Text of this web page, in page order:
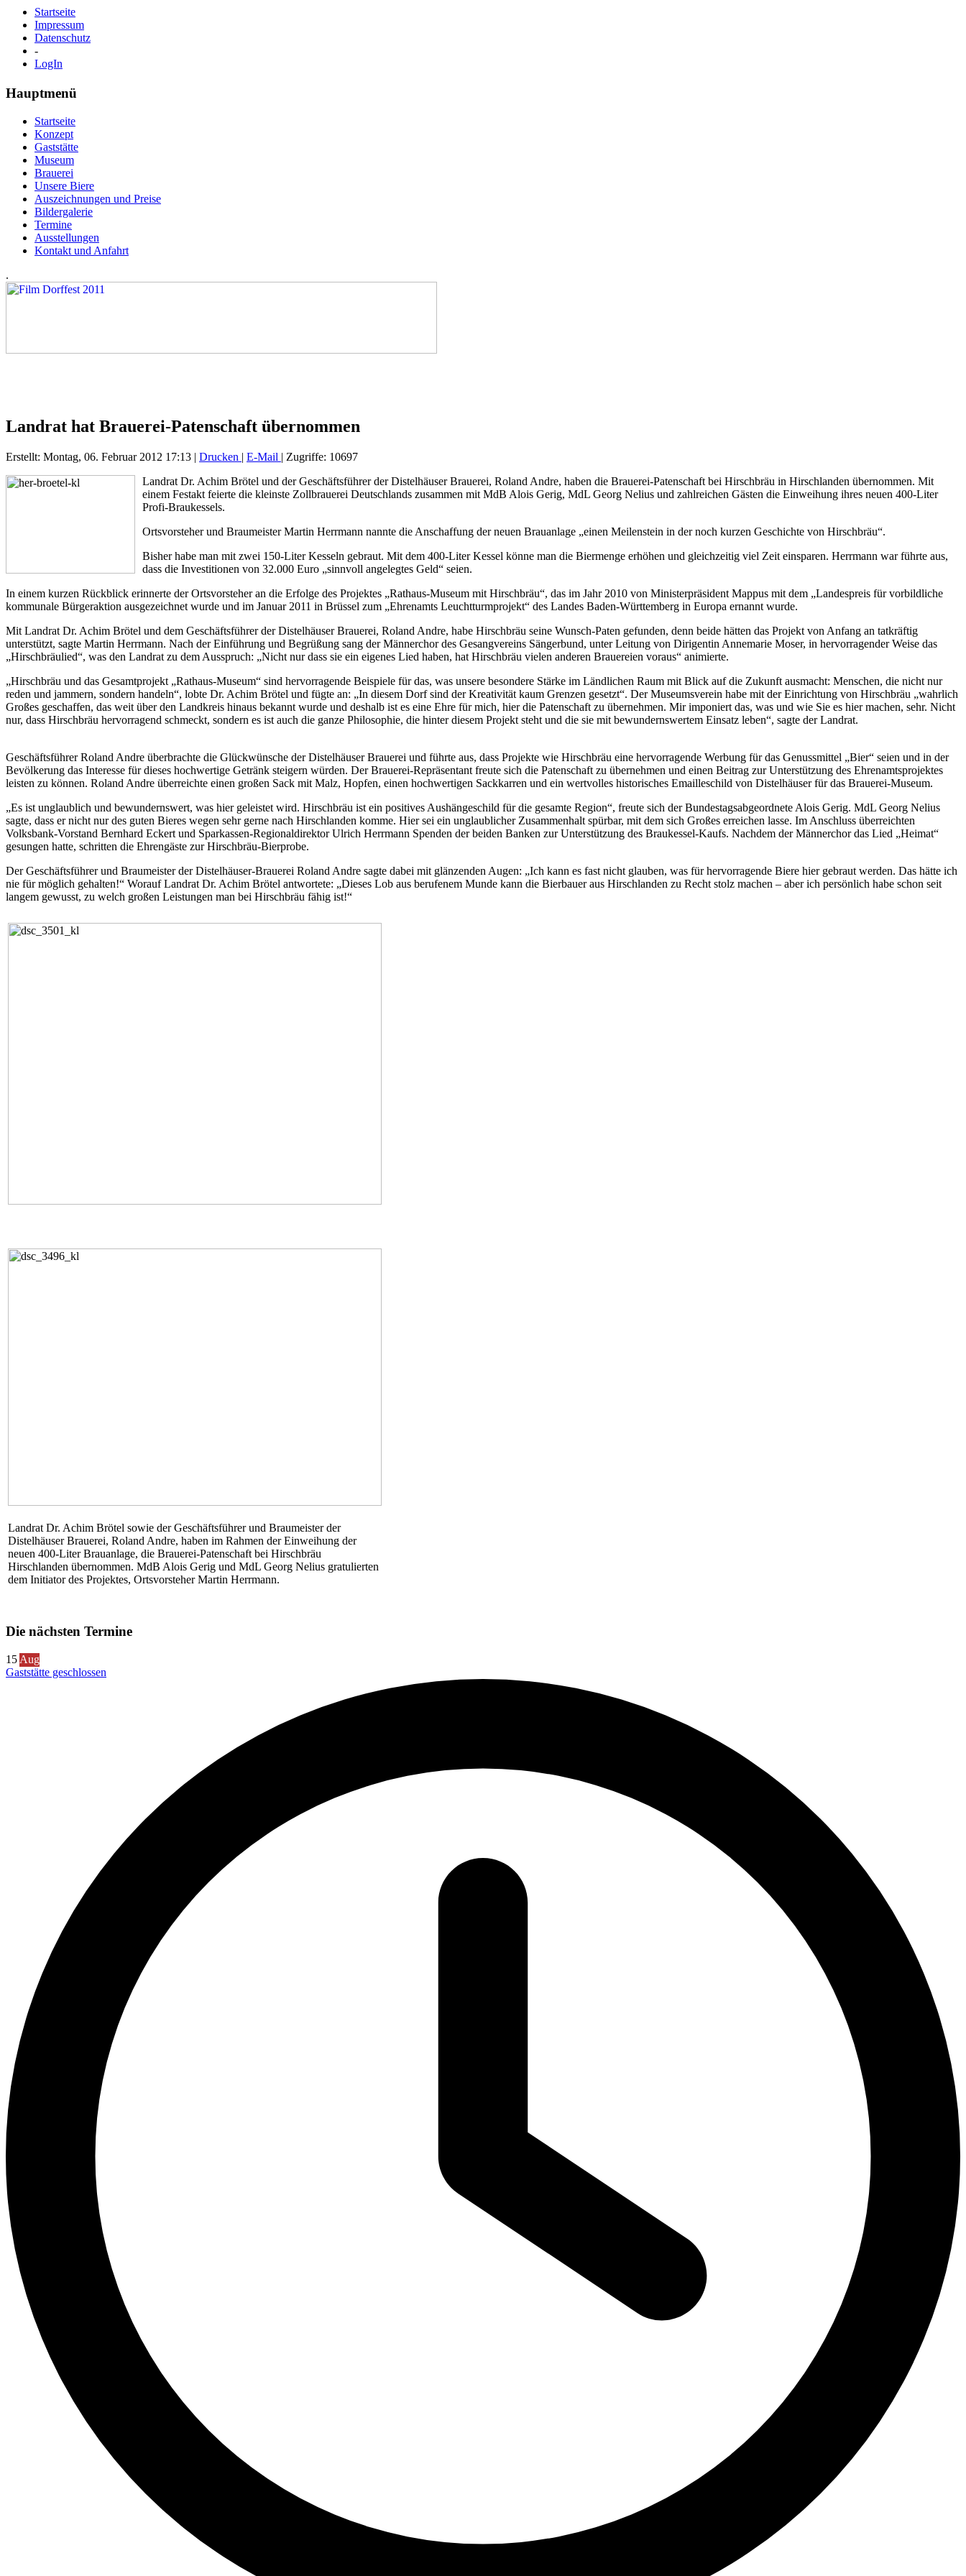
Startseite
Impressum
Datenschutz
-
LogIn
Hauptmenü
Startseite
Konzept
Gaststätte
Museum
Brauerei
Unsere Biere
Auszeichnungen und Preise
Bildergalerie
Termine
Ausstellungen
Kontakt und Anfahrt
.
Landrat hat Brauerei-Patenschaft übernommen
Erstellt: Montag, 06. Februar 2012 17:13 | Drucken | E-Mail | Zugriffe: 10697
Landrat Dr. Achim Brötel und der Geschäftsführer der Distelhäuser Brauerei, Roland Andre, haben die Brauerei-Patenschaft bei Hirschbräu in Hirschlanden übernommen. Mit
einem Festakt feierte die kleinste Zollbrauerei Deutschlands zusammen mit MdB Alois Gerig, MdL Georg Nelius und zahlreichen Gästen die Einweihung ihres neuen 400-Liter
Profi-Braukessels.
Ortsvorsteher und Braumeister Martin Herrmann nannte die Anschaffung der neuen Brauanlage „einen Meilenstein in der noch kurzen Geschichte von Hirschbräu“.
Bisher habe man mit zwei 150-Liter Kesseln gebraut. Mit dem 400-Liter Kessel könne man die Biermenge erhöhen und gleichzeitig viel Zeit einsparen. Herrmann war führte aus,
dass die Investitionen von 32.000 Euro „sinnvoll angelegtes Geld“ seien.
In einem kurzen Rückblick erinnerte der Ortsvorsteher an die Erfolge des Projektes „Rathaus-Museum mit Hirschbräu“, das im Jahr 2010 von Ministerpräsident Mappus mit dem „Landespreis für vorbildliche
kommunale Bürgeraktion ausgezeichnet wurde und im Januar 2011 in Brüssel zum „Ehrenamts Leuchtturmprojekt“ des Landes Baden-Württemberg in Europa ernannt wurde.
Mit Landrat Dr. Achim Brötel und dem Geschäftsführer der Distelhäuser Brauerei, Roland Andre, habe Hirschbräu seine Wunsch-Paten gefunden, denn beide hätten das Projekt von Anfang an tatkräftig
unterstützt, sagte Martin Herrmann. Nach der Einführung und Begrüßung sang der Männerchor des Gesangvereins Sängerbund, unter Leitung von Dirigentin Annemarie Moser, in hervorragender Weise das
„Hirschbräulied“, was den Landrat zu dem Ausspruch: „Nicht nur dass sie ein eigenes Lied haben, hat Hirschbräu vielen anderen Brauereien voraus“ animierte.
„Hirschbräu und das Gesamtprojekt „Rathaus-Museum“ sind hervorragende Beispiele für das, was unsere besondere Stärke im Ländlichen Raum mit Blick auf die Zukunft ausmacht: Menschen, die nicht nur
reden und jammern, sondern handeln“, lobte Dr. Achim Brötel und fügte an: „In diesem Dorf sind der Kreativität kaum Grenzen gesetzt“. Der Museumsverein habe mit der Einrichtung von Hirschbräu „wahrlich
Großes geschaffen, das weit über den Landkreis hinaus bekannt wurde und deshalb ist es eine Ehre für mich, hier die Patenschaft zu übernehmen. Mir imponiert das, was und wie Sie es hier machen, sehr. Nicht
nur, dass Hirschbräu hervorragend schmeckt, sondern es ist auch die ganze Philosophie, die hinter diesem Projekt steht und die sie mit bewundernswertem Einsatz leben“, sagte der Landrat.
Geschäftsführer Roland Andre überbrachte die Glückwünsche der Distelhäuser Brauerei und führte aus, dass Projekte wie Hirschbräu eine hervorragende Werbung für das Genussmittel „Bier“ seien und in der
Bevölkerung das Interesse für dieses hochwertige Getränk steigern würden. Der Brauerei-Repräsentant freute sich die Patenschaft zu übernehmen und einen Beitrag zur Unterstützung des Ehrenamtsprojektes
leisten zu können. Roland Andre überreichte einen großen Sack mit Malz, Hopfen, einen hochwertigen Sackkarren und ein wertvolles historisches Emailleschild von Distelhäuser für das Brauerei-Museum.
„Es ist unglaublich und bewundernswert, was hier geleistet wird. Hirschbräu ist ein positives Aushängeschild für die gesamte Region“, freute sich der Bundestagsabgeordnete Alois Gerig. MdL Georg Nelius
sagte, dass er nicht nur des guten Bieres wegen sehr gerne nach Hirschlanden komme. Hier sei ein unglaublicher Zusammenhalt spürbar, mit dem sich Großes erreichen lasse. Im Anschluss überreichten
Volksbank-Vorstand Bernhard Eckert und Sparkassen-Regionaldirektor Ulrich Herrmann Spenden der beiden Banken zur Unterstützung des Braukessel-Kaufs. Nachdem der Männerchor das Lied „Heimat“
gesungen hatte, schritten die Ehrengäste zur Hirschbräu-Bierprobe.
Der Geschäftsführer und Braumeister der Distelhäuser-Brauerei Roland Andre sagte dabei mit glänzenden Augen: „Ich kann es fast nicht glauben, was für hervorragende Biere hier gebraut werden. Das hätte ich
nie für möglich gehalten!“ Worauf Landrat Dr. Achim Brötel antwortete: „Dieses Lob aus berufenem Munde kann die Bierbauer aus Hirschlanden zu Recht stolz machen – aber ich persönlich habe schon seit
langem gewusst, zu welch großen Leistungen man bei Hirschbräu fähig ist!“
Landrat Dr. Achim Brötel sowie der Geschäftsführer und Braumeister der
Distelhäuser Brauerei, Roland Andre, haben im Rahmen der Einweihung der
neuen 400-Liter Brauanlage, die Brauerei-Patenschaft bei Hirschbräu
Hirschlanden übernommen. MdB Alois Gerig und MdL Georg Nelius gratulierten
dem Initiator des Projektes, Ortsvorsteher Martin Herrmann.
Die nächsten Termine
15 Aug
Gaststätte geschlossen